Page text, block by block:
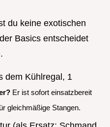
du keine exotischen
Basics entscheidet
dem Kühlregal, 1
Er ist sofort einsatzbereit
gleichmäßige Stangen.